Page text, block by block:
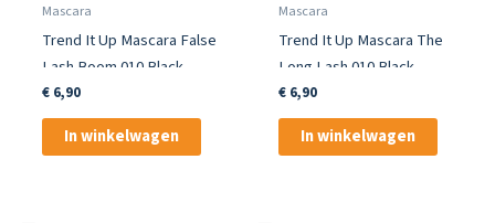
Mascara
Trend It Up Mascara False
Lash Boom 010 Black
€6,90
In winkelwagen
Mascara
Trend It Up Mascara The
Long Lash 010 Black
€6,90
In winkelwagen